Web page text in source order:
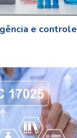
e controle